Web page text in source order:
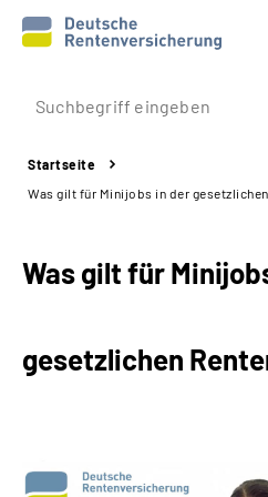
Prävention
Reha
Experten
Online-Services
Startseite
Was gilt für Minijobs in der
Was gilt für
gesetzlichen